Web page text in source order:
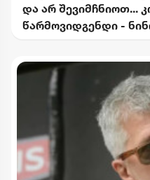
და არ შევიმჩნიოთ...
წარმოვიდგენდი -